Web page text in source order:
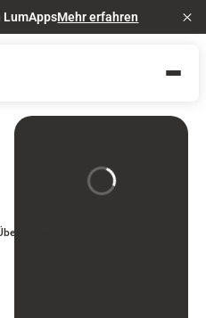
LumAppsMehr erfahren